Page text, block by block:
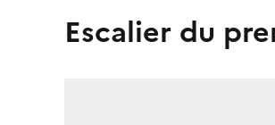
Escalier du